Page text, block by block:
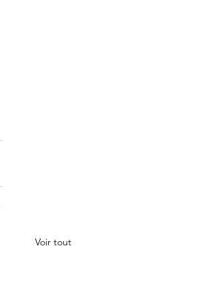
Voir tout